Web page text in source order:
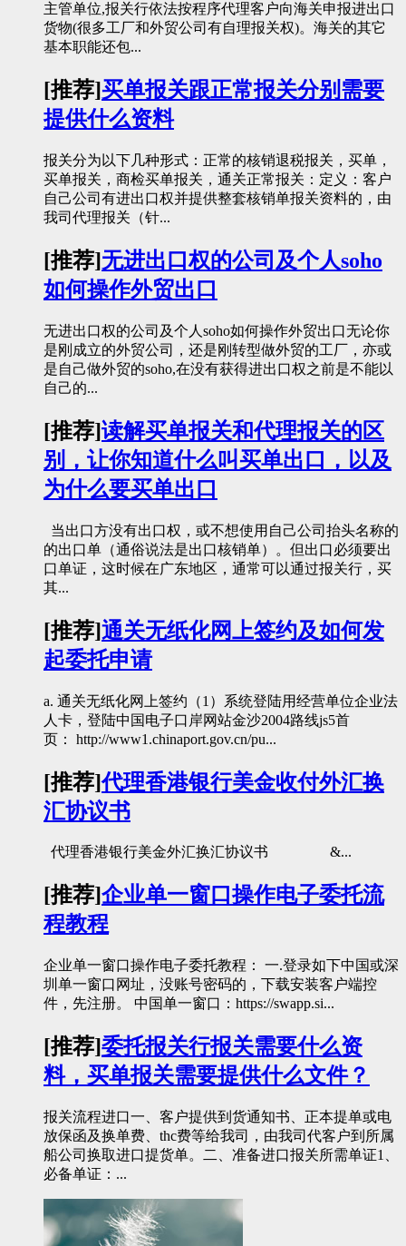
主管单位,报关行依法按程序代理客户向海关申报进出口
货物(很多工厂和外贸公司有自理报关权)。海关的其它
基本职能还包...
[推荐]买单报关跟正常报关分别需要
提供什么资料
报关分为以下几种形式：正常的核销退税报关，买单，
买单报关，商检买单报关，通关正常报关：定义：客户
自己公司有进出口权并提供整套核销单报关资料的，由
我司代理报关（针...
[推荐]无进出口权的公司及个人soho
如何操作外贸出口
无进出口权的公司及个人soho如何操作外贸出口无论你
是刚成立的外贸公司，还是刚转型做外贸的工厂，亦或
是自己做外贸的soho,在没有获得进出口权之前是不能以
自己的...
[推荐]读解买单报关和代理报关的区
别，让你知道什么叫买单出口，以及
为什么要买单出口
当出口方没有出口权，或不想使用自己公司抬头名称的
的出口单（通俗说法是出口核销单）。但出口必须要出
口单证，这时候在广东地区，通常可以通过报关行，买
其...
[推荐]通关无纸化网上签约及如何发
起委托申请
a. 通关无纸化网上签约（1）系统登陆用经营单位企业法
人卡，登陆中国电子口岸网站金沙2004路线js5首
页： http://www1.chinaport.gov.cn/pu...
[推荐]代理香港银行美金收付外汇换
汇协议书
代理香港银行美金外汇换汇协议书 &...
[推荐]企业单一窗口操作电子委托流
程教程
企业单一窗口操作电子委托教程： 一.登录如下中国或深
圳单一窗口网址，没账号密码的，下载安装客户端控
件，先注册。 中国单一窗口：https://swapp.si...
[推荐]委托报关行报关需要什么资
料，买单报关需要提供什么文件？
报关流程进口一、客户提供到货通知书、正本提单或电
放保函及换单费、thc费等给我司，由我司代客户到所属
船公司换取进口提货单。二、准备进口报关所需单证1、
必备单证：...